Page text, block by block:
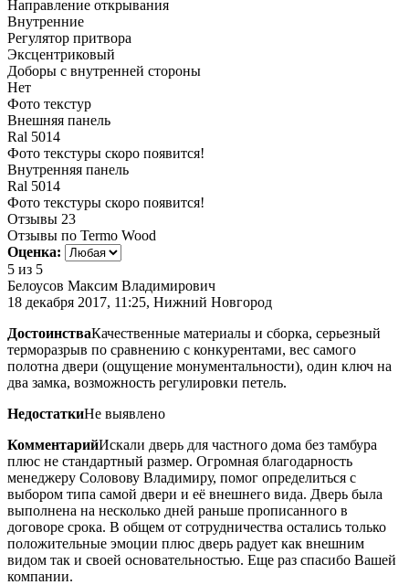
Направление открывания
Внутренние
Регулятор притвора
Эксцентриковый
Доборы с внутренней стороны
Нет
Фото текстур
Внешняя панель
Ral 5014
Фото текстуры скоро появится!
Внутренняя панель
Ral 5014
Фото текстуры скоро появится!
Отзывы 23
Отзывы по Termo Wood
Оценка:
5 из 5
Белоусов Максим Владимирович
18 декабря 2017, 11:25, Нижний Новгород
ДостоинстваКачественные материалы и сборка, серьезный
терморазрыв по сравнению с конкурентами, вес самого
полотна двери (ощущение монументальности), один ключ на
два замка, возможность регулировки петель.
НедостаткиНе выявлено
КомментарийИскали дверь для частного дома без тамбура
плюс не стандартный размер. Огромная благодарность
менеджеру Соловову Владимиру, помог определиться с
выбором типа самой двери и её внешнего вида. Дверь была
выполнена на несколько дней раньше прописанного в
договоре срока. В общем от сотрудничества остались только
положительные эмоции плюс дверь радует как внешним
видом так и своей основательностью. Еще раз спасибо Вашей
компании.